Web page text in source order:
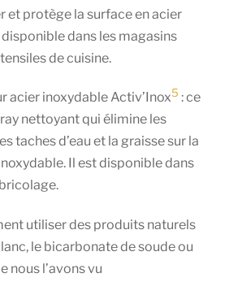
et protège la surface en acier
dans les magasins
de cuisine.
acier inoxydable Activ’Inox5 : ce
nettoyant qui élimine les
taches d’eau et la graisse sur la
Il est disponible dans
utiliser des produits naturels
le bicarbonate de soude ou
nous l’avons vu